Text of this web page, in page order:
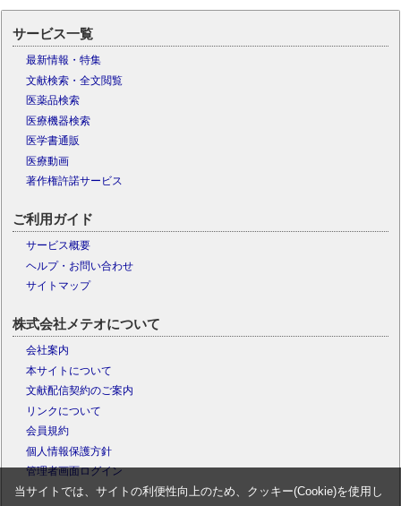
サービス一覧
最新情報・特集
文献検索・全文閲覧
医薬品検索
医療機器検索
医学書通販
医療動画
著作権許諾サービス
ご利用ガイド
サービス概要
ヘルプ・お問い合わせ
サイトマップ
株式会社メテオについて
会社案内
本サイトについて
文献配信契約のご案内
リンクについて
会員規約
個人情報保護方針
管理者画面ログイン
当サイトでは、サイトの利便性向上のため、クッキー(Cookie)を使用し